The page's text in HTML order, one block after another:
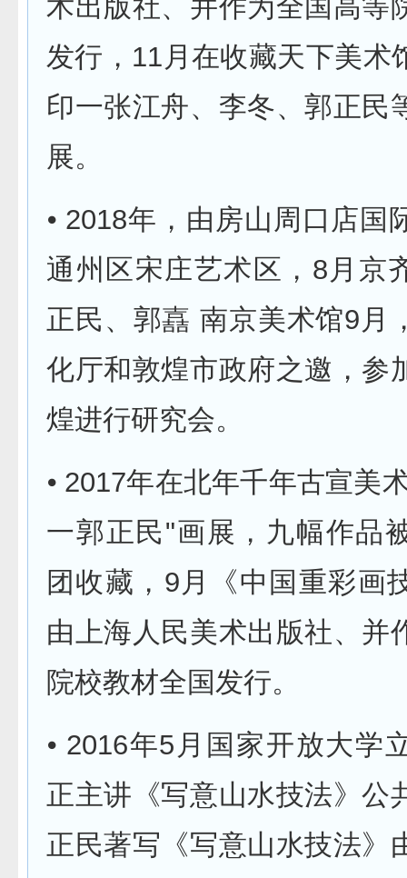
术出版社、并作为全国高等
发行，11月在收藏天下美术
印一张江舟、李冬、郭正民
展。
⦁ 2018年，由房山周口店国
通州区宋庄艺术区，8月
正民、郭嚞 南京美术馆9月
化厅和敦煌市政府之邀，参
煌进行研究会。
⦁ 2017年在北年千年古宣美
一郭正民"画展，九幅作品
团收藏，9月《中国重彩画
由上海人民美术出版社、并
院校教材全国发行。
⦁ 2016年5月国家开放大学
正主讲《写意山水技法》公
正民著写《写意山水技法》